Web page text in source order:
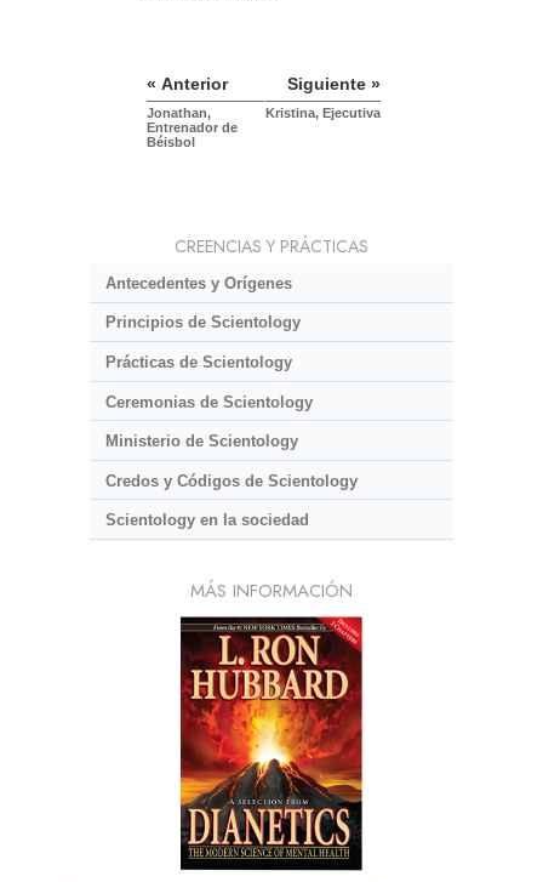
« Anterior
Jonathan,
Entrenador de
Béisbol
Siguiente »
Kristina, Ejecutiva
CREENCIAS Y PRÁCTICAS
Antecedentes y Orígenes
Principios de Scientology
Prácticas de Scientology
Ceremonias de Scientology
Ministerio de Scientology
Credos y Códigos de Scientology
Scientology en la sociedad
MÁS INFORMACIÓN